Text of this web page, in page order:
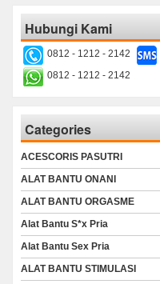
Hubungi Kami
0812 - 1212 - 2142
0812 - 1212 - 2142
Categories
ACESCORIS PASUTRI
ALAT BANTU ONANI
ALAT BANTU ORGASME
Alat Bantu S*x Pria
Alat Bantu Sex Pria
ALAT BANTU STIMULASI